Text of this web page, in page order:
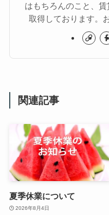
はもちろんのこと、
取得しております。
関連記事
夏季休業について
2026年8月4日